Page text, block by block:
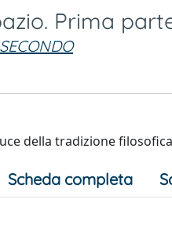
Prima
della tradizione
Scheda completa